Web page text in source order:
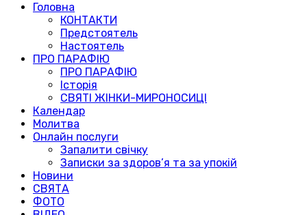
Головна
КОНТАКТИ
Предстоятель
Настоятель
ПРО ПАРАФІЮ
ПРО ПАРАФІЮ
Історія
СВЯТІ ЖІНКИ-МИРОНОСИЦІ
Календар
Молитва
Онлайн послуги
Запалити свічку
Записки за здоров’я та за упокій
Новини
СВЯТА
ФОТО